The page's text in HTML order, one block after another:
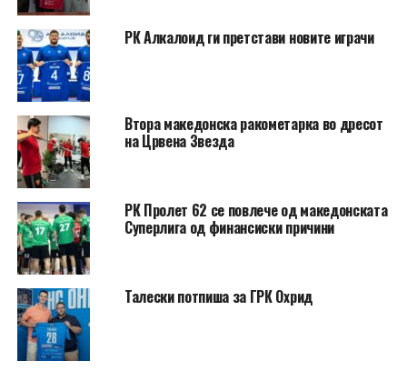
РК Алкалоид ги претстави новите играчи
Втора македонска ракометарка во дресот
на Црвена Звезда
РК Пролет 62 се повлече од македонската
Суперлига од финансиски причини
Талески потпиша за ГРК Охрид